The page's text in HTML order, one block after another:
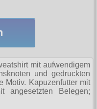
mit aufwendigem
und gedruckten
Motiv. Kapuzenfutter mit
angesetzten Belegen;